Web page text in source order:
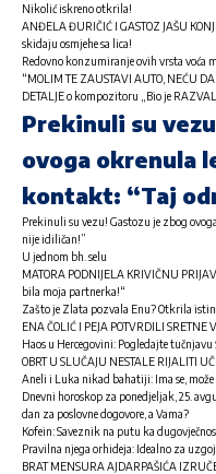
Nikolić iskreno otkrila!
ANĐELA ĐURIČIĆ I GASTOZ JAŠU
skidaju osmjehe sa lica!
Redovno konzumiranje ovih vrsta voća
“MOLIM TE ZAUSTAVI AUTO, NEĆU
DETALJE o kompozitoru „Bio je
Prekinuli su
ovoga okrenula
kontakt: “Taj
Prekinuli su vezu! Gastozu je zbog
nije idiličan!”
U jednom bh. selu
MATORA PODNIJELA KRIVIČNU
bila moja partnerka!“
Zašto je Zlata pozvala Enu? Otkrila
ENA ČOLIĆ I PEJA POTVRDILI
Haos u Hercegovini: Pogledajte
OBRT U SLUČAJU NESTALE RIJALITI
Aneli i Luka nikad bahatiji: Ima se, može
Dnevni horoskop za ponedjeljak, 25.
dan za poslovne dogovore, a Vama?
Kofein: Saveznik na putu ka
Pravilna njega orhideja: Idealno za
BRAT MENSURA AJDARPAŠIĆA